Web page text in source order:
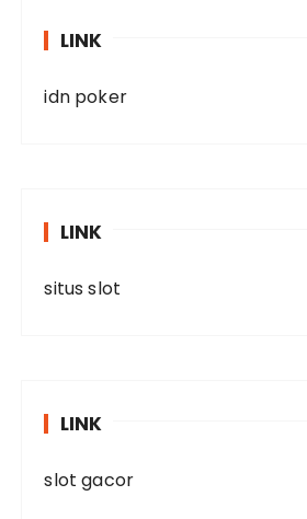
LINK
idn poker
LINK
situs slot
LINK
slot gacor